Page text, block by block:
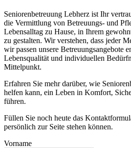
Seniorenbetreuung Lebherz ist Ihr
die Vermittlung von Betreuungs- und
Lebensalltag zu Hause, in Ihrem
zu gestalten. Wir verstehen, dass jeder
wir passen unsere Betreuungsangebote
Lebensqualität und individuellen
Mittelpunkt.
Erfahren Sie mehr darüber, wie
helfen kann, ein Leben in Komfort,
führen.
Füllen Sie noch heute das
persönlich zur Seite stehen können.
Vorname